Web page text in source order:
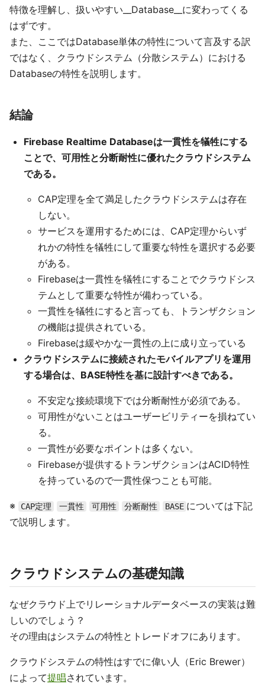
特徴を理解し、扱いやすい__Database__に変わってくる
はずです。
また、ここではDatabase単体の特性について言及する訳
ではなく、クラウドシステム（分散システム）における
Databaseの特性を説明します。
結論
Firebase Realtime Databaseは一貫性を犠牲にする
ことで、可用性と分断耐性に優れたクラウドシステム
である。
CAP定理を全て満足したクラウドシステムは存在
しない。
サービスを運用するためには、CAP定理からいず
れかの特性を犠牲にして重要な特性を選択する必要
がある。
Firebaseは一貫性を犠牲にすることでクラウドシス
テムとして重要な特性が備わっている。
一貫性を犠牲にすると言っても、トランザクション
の機能は提供されている。
Firebaseは緩やかな一貫性の上に成り立っている
クラウドシステムに接続されたモバイルアプリを運用
する場合は、BASE特性を基に設計すべきである。
不安定な接続環境下では分断耐性が必須である。
可用性がないことはユーザービリティーを損ねてい
る。
一貫性が必要なポイントは多くない。
Firebaseが提供するトランザクションはACID特性
を持っているので一貫性保つことも可能。
※ CAP定理 一貫性 可用性 分断耐性 BASE については下記
で説明します。
クラウドシステムの基礎知識
なぜクラウド上でリレーショナルデータベースの実装は難
しいのでしょう？
その理由はシステムの特性とトレードオフにあります。
クラウドシステムの特性はすでに偉い人（Eric Brewer）
によって提唱されています。